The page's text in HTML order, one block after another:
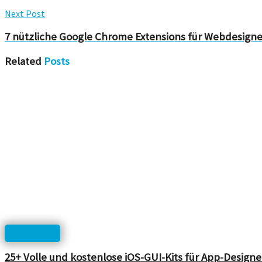
Next Post
7 nützliche Google Chrome Extensions für
Related Posts
25+ Volle und kostenlose iOS-GUI-Kits für App-